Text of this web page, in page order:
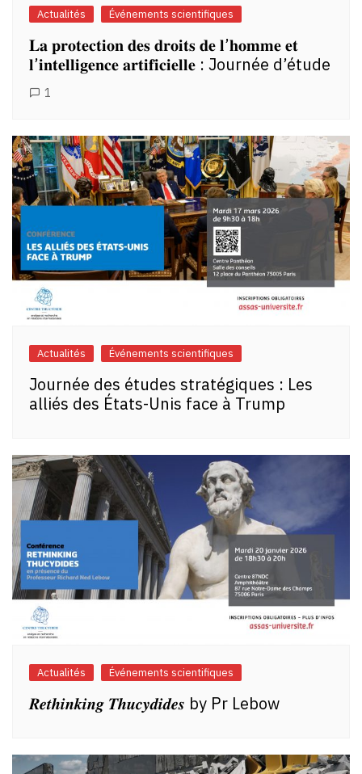
Actualités Événements scientifiques
𝐋𝐚 𝐩𝐫𝐨𝐭𝐞𝐜𝐭𝐢𝐨𝐧 𝐝𝐞𝐬 𝐝𝐫𝐨𝐢𝐭𝐬 𝐝𝐞 𝐥’𝐡𝐨𝐦𝐦𝐞 𝐞𝐭
𝐥’𝐢𝐧𝐭𝐞𝐥𝐥𝐢𝐠𝐞𝐧𝐜𝐞 𝐚𝐫𝐭𝐢𝐟𝐢𝐜𝐢𝐞𝐥𝐥𝐞 : Journée d’étude
1
Actualités Événements scientifiques
Journée des études stratégiques : Les
alliés des États-Unis face à Trump
Actualités Événements scientifiques
𝑹𝒆𝒕𝒉𝒊𝒏𝒌𝒊𝒏𝒈 𝑻𝒉𝒖𝒄𝒚𝒅𝒊𝒅𝒆𝒔 by Pr Lebow